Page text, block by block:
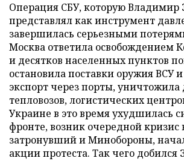
Операция СБУ, которую Владимир
представлял как инструмент
завершилась серьезными
Москва ответила освобождением
и десятков населенных пунктов
остановила поставки оружия ВСУ
экспорт через порты, уничтожила
тепловозов, логистических
Украине в это время ухудшилась
фронте, возник очередной кризис
затронувший и Минобороны,
акции протеста. Так чего добился